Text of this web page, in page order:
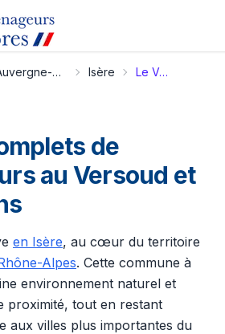
Auvergne-Rhône-Alpes Isère Le Versoud
de
au Versoud et
en Isère, au cœur du territoire
Alpes. Cette commune à
environnement naturel et
proximité, tout en restant
aux villes plus importantes du